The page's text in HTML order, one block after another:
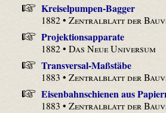
Kreiselpumpen-Bagger
1882 •Zentralblatt der
Projektionsapparate
1882 •Das Neue Universum
Transversal-Maßstäbe
1883 •Zentralblatt der
Eisenbahnschienen aus
1883 •Zentralblatt der